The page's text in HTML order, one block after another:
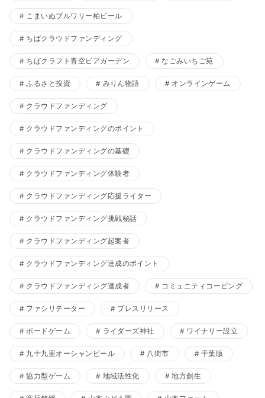
こまいぬブルワリー柏ビール
ちばクラウドファンディング
ちばクラフト青空ビアガーデン なごみいちご苑
ふるさと投資 みりん物語 オンラインゲーム
クラウドファンディング
クラウドファンディングのポイント
クラウドファンディングの基礎
クラウドファンディング体験者
クラウドファンディング応援ライター
クラウドファンディング挑戦秘話
クラウドファンディング起案者
クラウドファンディング達成のポイント
クラウドファンディング達成者 コミュニティコーピング
ファシリテーター プレスリリース
ボードゲーム ライダーズ神社 ワイナリー設立
九十九里オーシャンビール 八街市 千葉版
協力型ゲーム 地域活性化 地方創生